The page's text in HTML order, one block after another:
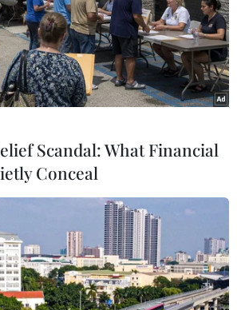
Ukraine có làm thay đổi xu
xanh?
giảm sút, việc sử dụng than trên
Scandal: What Financial
Conceal